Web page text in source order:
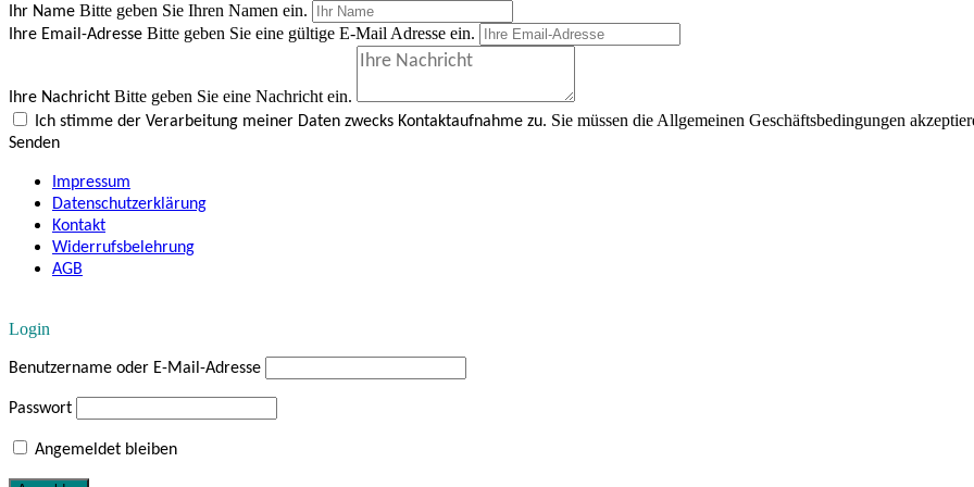
Ihr Name Bitte geben Sie Ihren Namen ein.
Ihre Email-Adresse Bitte geben Sie eine gültige E-Mail Adresse ein.
Ihre Nachricht Bitte geben Sie eine Nachricht ein.
Ich stimme der Verarbeitung meiner Daten zwecks Kontaktaufnahme zu. Sie müssen die Allgemeinen Geschäftsbedingungen
Senden
Impressum
Datenschutzerklärung
Kontakt
Widerrufsbelehrung
AGB
Login
Benutzername oder E-Mail-Adresse
Passwort
Angemeldet bleiben